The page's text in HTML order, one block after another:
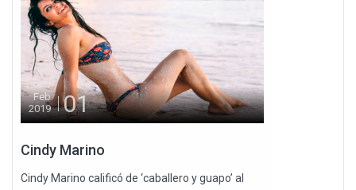
Feb
2019
01
Cindy Marino
Cindy Marino calificó de ‘caballero y guapo’ al